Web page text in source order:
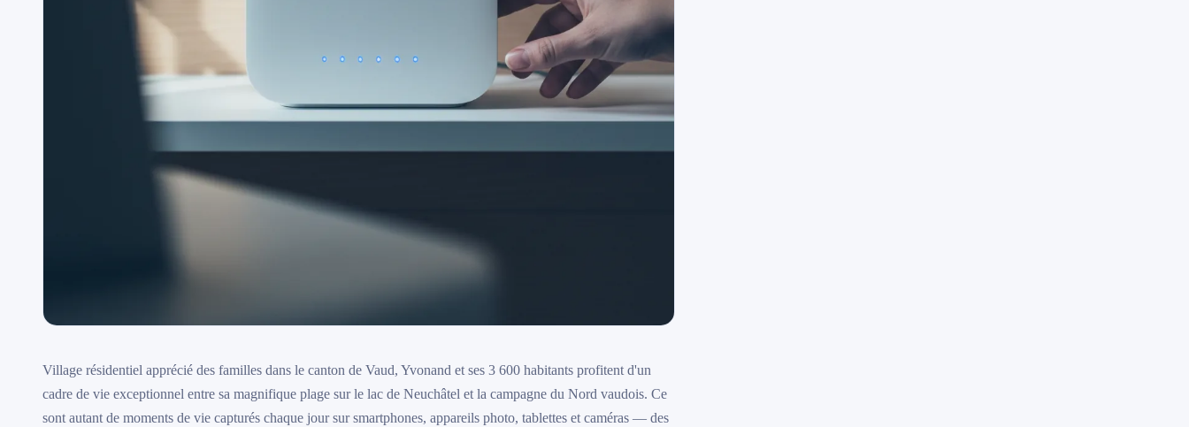
Village résidentiel apprécié des familles dans le canton de Vaud, Yvonand et ses 3 600 habitants profitent d'un
cadre de vie exceptionnel entre sa magnifique plage sur le lac de Neuchâtel et la campagne du Nord vaudois. Ce
sont autant de moments de vie capturés chaque jour sur smartphones, appareils photo, tablettes et caméras — des